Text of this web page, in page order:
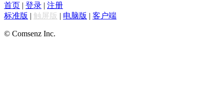
首页 | 登录 | 注册
标准版 | 触屏版 | 电脑版 | 客户端
© Comsenz Inc.